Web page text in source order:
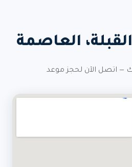
العاصمة
— اتصل الآن لحجز موعد